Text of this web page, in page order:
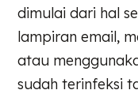
dimulai dari hal
lampiran email,
atau
sudah terinfeksi